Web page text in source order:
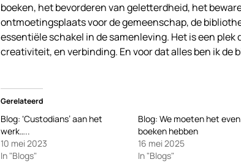
boeken, het bevorderen van geletterdheid, het
ontmoetingsplaats voor de gemeenschap, de
essentiële schakel in de samenleving. Het is een
creativiteit, en verbinding. En voor dat alles ben ik de
Gerelateerd
Blog: ‘Custodians’ aan het
werk…..
10 mei 2023
In "Blogs"
Blog: We moeten het
boeken hebben
16 mei 2025
In "Blogs"